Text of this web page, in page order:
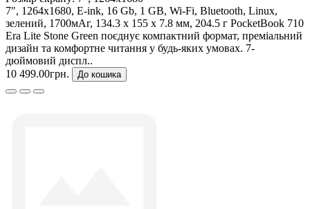
7", 1264х1680, E-ink, 16 Gb, 1 GB, Wi-Fi, Bluetooth, Linux,
зелений, 1700мАг, 134.3 х 155 х 7.8 мм, 204.5 г PocketBook 710
Era Lite Stone Green поєднує компактний формат, преміальний
дизайн та комфортне читання у будь-яких умовах. 7-
дюймовий диспл..
10 499.00грн.
До кошика